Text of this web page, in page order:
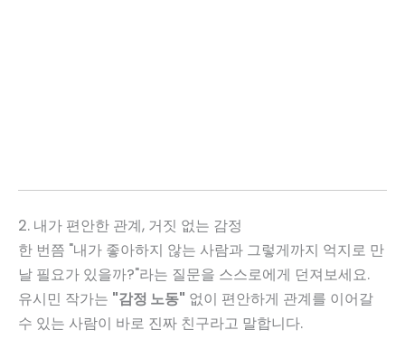
2. 내가 편안한 관계, 거짓 없는 감정
한 번쯤 "내가 좋아하지 않는 사람과 그렇게까지 억지로 만
날 필요가 있을까?"라는 질문을 스스로에게 던져보세요.
유시민 작가는 "감정 노동" 없이 편안하게 관계를 이어갈
수 있는 사람이 바로 진짜 친구라고 말합니다.